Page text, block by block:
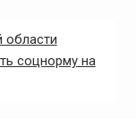
области
соцнорму на